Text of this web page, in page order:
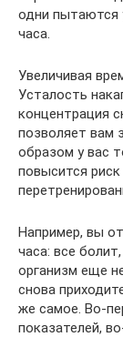
одни пытаются
часа.
Увеличивая
Усталость
концентрация
позволяет вам
образом у вас
повысится
Например, вы
часа: все
организм еще
снова
же самое. Во-
показателей,